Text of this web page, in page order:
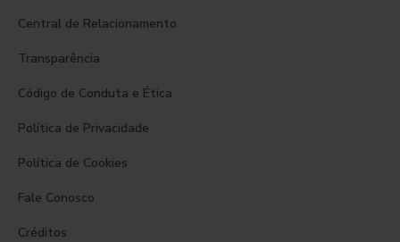
Central de Relacionamento
Transparência
Código de Conduta e Ética
Política de Privacidade
Política de Cookies
Fale Conosco
Créditos